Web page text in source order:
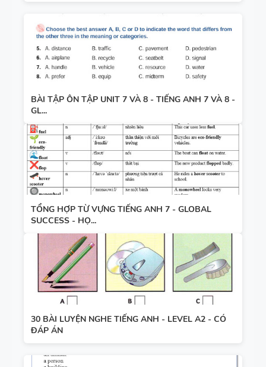
BÀI TẬP ÔN TẬP UNIT 7 VÀ 8 - TIẾNG ANH 7 VÀ 8 -
GL...
TỔNG HỢP TỪ VỰNG TIẾNG ANH 7 - GLOBAL
SUCCESS - HỌ...
30 BÀI LUYỆN NGHE TIẾNG ANH - LEVEL A2 - CÓ
ĐÁP ÁN